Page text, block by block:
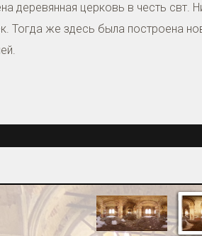
деревянная церковь в честь
Тогда же здесь была построена